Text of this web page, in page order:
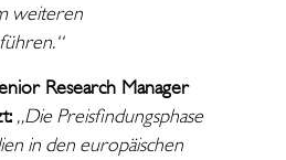
weiteren
.“
Research Manager
„Die Preisfindungsphase
in den europäischen